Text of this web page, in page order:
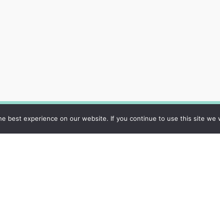
Datu privātuma
politika
best experience on our website. If you continue to use this site we